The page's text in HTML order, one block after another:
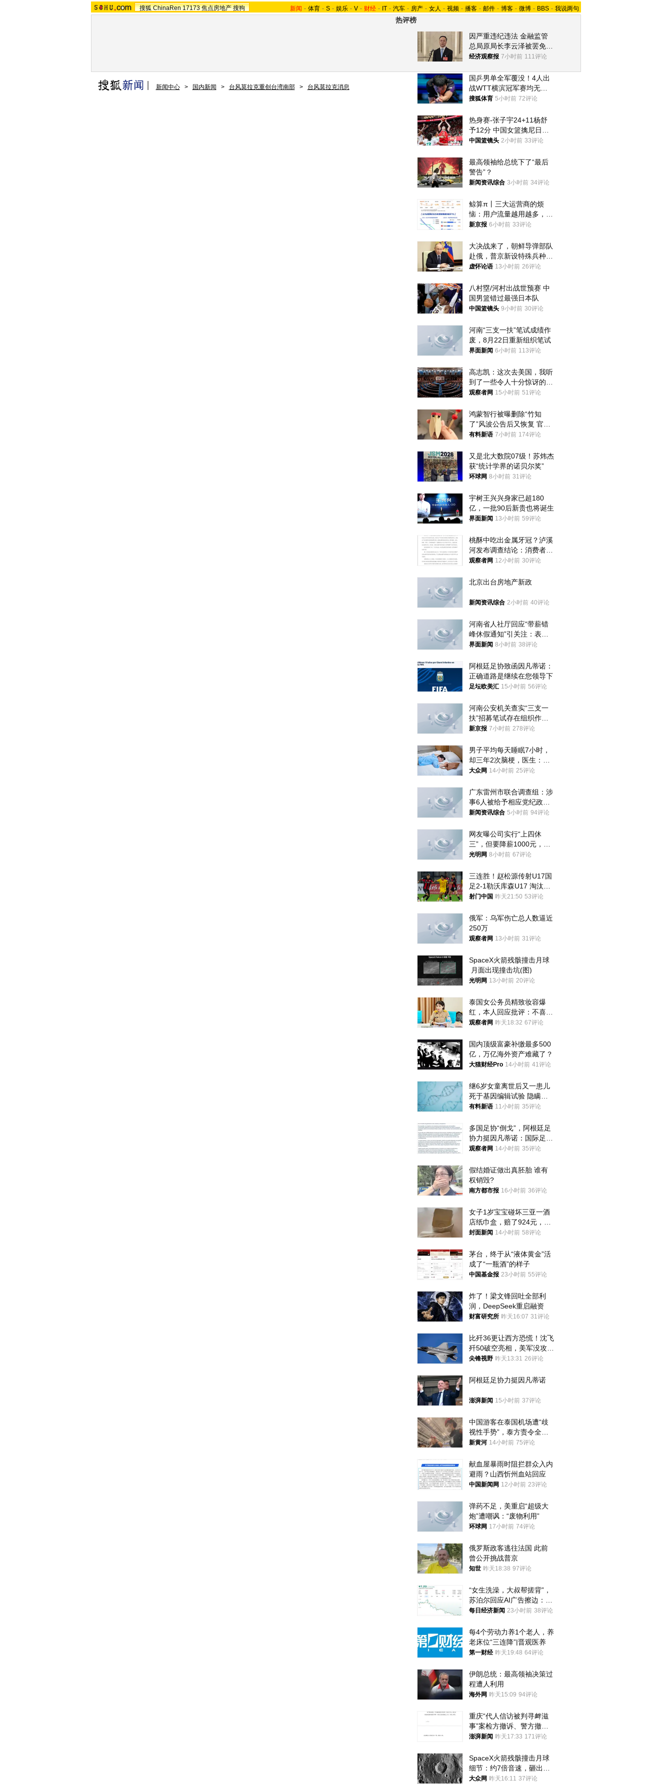
搜狐 ChinaRen 17173 焦点房地产 搜狗 新闻 - 体育 - S - 娱乐 - V - 财经 - IT - 汽车 - 房产 - 女人 - 视频 - 播客 - 邮件 - 博客 - 微博 - BBS - 我说两句
热评榜
因严重违纪违法 金融监管
总局原局长李云泽被罢免全
国人大代表
经济观察报 7小时前 111评论
国乒男单全军覆没！4人出
战WTT横滨冠军赛均无缘
八强
搜狐体育 5小时前 72评论
热身赛-张子宇24+11杨舒
予12分 中国女篮擒尼日利
亚
中国篮镜头 2小时前 33评论
最高领袖给总统下了“最后
警告”？
新闻资讯综合 3小时前 34评论
鲸算π丨三大运营商的烦
恼：用户流量越用越多，收
入却越来越少
新京报 6小时前 33评论
大决战来了，朝鲜导弹部队
赴俄，普京新设特殊兵种，
76岁老将扛旗
虚怀论语 13小时前 26评论
八村塁/河村出战世预赛 中
国男篮错过最强日本队
中国篮镜头 9小时前 30评论
河南“三支一扶”笔试成绩作
废，8月22日重新组织笔试
界面新闻 6小时前 113评论
高志凯：这次去美国，我听
到了一些令人十分惊讶的消
息
观察者网 15小时前 51评论
鸿蒙智行被曝删除“竹知
了”风波公告后又恢复 官媒
曾力挺：劝华为要大度的，
有料新语 7小时前 174评论
又是北大数院07级！苏炜杰
获“统计学界的诺贝尔奖”
环球网 8小时前 31评论
宇树王兴兴身家已超180
亿，一批90后新贵也将诞生
界面新闻 13小时前 59评论
桃酥中吃出金属牙冠？泸溪
河发布调查结论：消费者已
澄清，所发视频情况不属实
观察者网 12小时前 30评论
北京出台房地产新政
新闻资讯综合 2小时前 40评论
河南省人社厅回应“带薪错
峰休假通知”引关注：表述
不够准确，待修改后印发
界面新闻 8小时前 38评论
阿根廷足协致函因凡蒂诺：
正确道路是继续在您领导下
足坛欧美汇 15小时前 56评论
河南公安机关查实“三支一
扶”招募笔试存在组织作弊
犯罪行为
新京报 7小时前 278评论
男子平均每天睡眠7小时，
却三年2次脑梗，医生：这
样睡觉更伤身
大众网 14小时前 25评论
广东雷州市联合调查组：涉
事6人被给予相应党纪政务
处分和组织处理
新闻资讯综合 5小时前 94评论
网友曝公司实行“上四休
三”，但要降薪1000元，不
接受只能辞职
光明网 8小时前 67评论
三连胜！赵松源传射U17国
足2-1勒沃库森U17 淘汰赛
将战河床
射门中国 昨天21:50 53评论
俄军：乌军伤亡总人数逼近
250万
观察者网 13小时前 31评论
SpaceX火箭残骸撞击月球
月面出现撞击坑(图)
光明网 13小时前 20评论
泰国女公务员精致妆容爆
红，本人回应批评：不喜欢
就别看
观察者网 昨天18:32 67评论
国内顶级富豪补缴最多500
亿，万亿海外资产难藏了？
大猫财经Pro 14小时前 41评论
继6岁女童离世后又一患儿
死于基因编辑试验 隐瞒一
年才对外披露
有料新语 11小时前 35评论
多国足协“倒戈”，阿根廷足
协力挺因凡蒂诺：国际足联
今后应继续在其领导下前行
观察者网 14小时前 35评论
假结婚证做出真胚胎 谁有
权销毁?
南方都市报 16小时前 36评论
女子1岁宝宝碰坏三亚一酒
店纸巾盒，赔了924元，发
帖吐槽后酒店退还一半的
封面新闻 14小时前 58评论
茅台，终于从“液体黄金”活
成了“一瓶酒”的样子
中国基金报 23小时前 55评论
炸了！梁文锋回吐全部利
润，DeepSeek重启融资
财富研究所 昨天16:07 31评论
比歼36更让西方恐慌！沈飞
歼50破空亮相，美军没攻克
的技术被拿下
尖锋视野 昨天13:31 26评论
阿根廷足协力挺因凡蒂诺
澎湃新闻 15小时前 37评论
中国游客在泰国机场遭“歧
视性手势”，泰方责令全面
调查，对责任人采取最严厉
新黄河 14小时前 75评论
献血屋暴雨时阻拦群众入内
避雨？山西忻州血站回应
中国新闻网 12小时前 23评论
弹药不足，美重启“超级大
炮”遭嘲讽：“废物利用”
环球网 17小时前 74评论
俄罗斯政客逃往法国 此前
曾公开挑战普京
知世 昨天18:38 97评论
“女生洗澡，大叔帮搓背”，
苏泊尔回应AI广告擦边：视
频全下架，已强化内容管理
每日经济新闻 23小时前 38评论
每4个劳动力养1个老人，养
老床位“三连降”|晋观医养
第一财经 昨天19:48 64评论
伊朗总统：最高领袖决策过
程遭人利用
海外网 昨天15:09 94评论
重庆“代人信访被判寻衅滋
事”案检方撤诉、警方撤
案，两被告人获国赔
澎湃新闻 昨天17:33 171评论
SpaceX火箭残骸撞击月球
细节：约7倍音速，砸出直
径约30米撞击坑
大众网 昨天16:11 37评论
新闻中心 > 国内新闻 > 台风莫拉克重创台湾南部 > 台风莫拉克消息